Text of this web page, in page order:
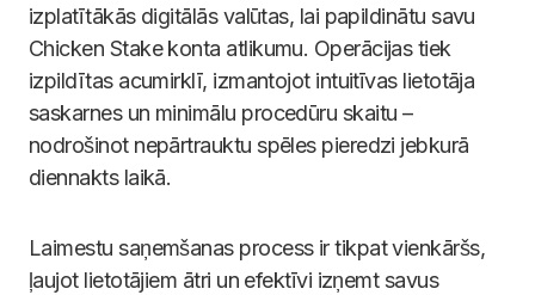
izplatītākās digitālās valūtas, lai papildinātu savu
Chicken Stake konta atlikumu. Operācijas tiek
izpildītas acumirklī, izmantojot intuitīvas lietotāja
saskarnes un minimālu procedūru skaitu –
nodrošinot nepārtrauktu spēles pieredzi jebkurā
diennakts laikā.
Laimestu saņemšanas process ir tikpat vienkāršs,
ļaujot lietotājiem ātri un efektīvi izņemt savus